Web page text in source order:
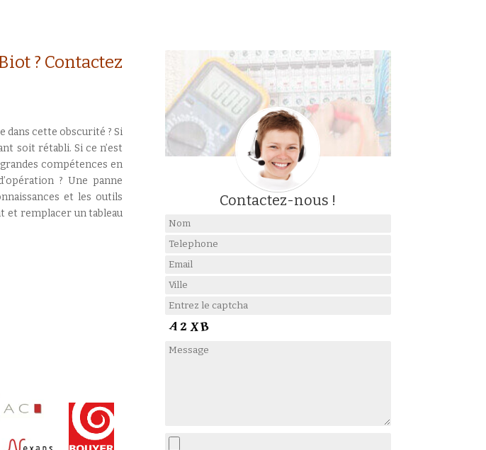
? Contactez
dans cette obscurité ? Si
soit rétabli. Si ce n’est
compétences en
? Une panne
et les outils
et remplacer un tableau
Contactez-nous !